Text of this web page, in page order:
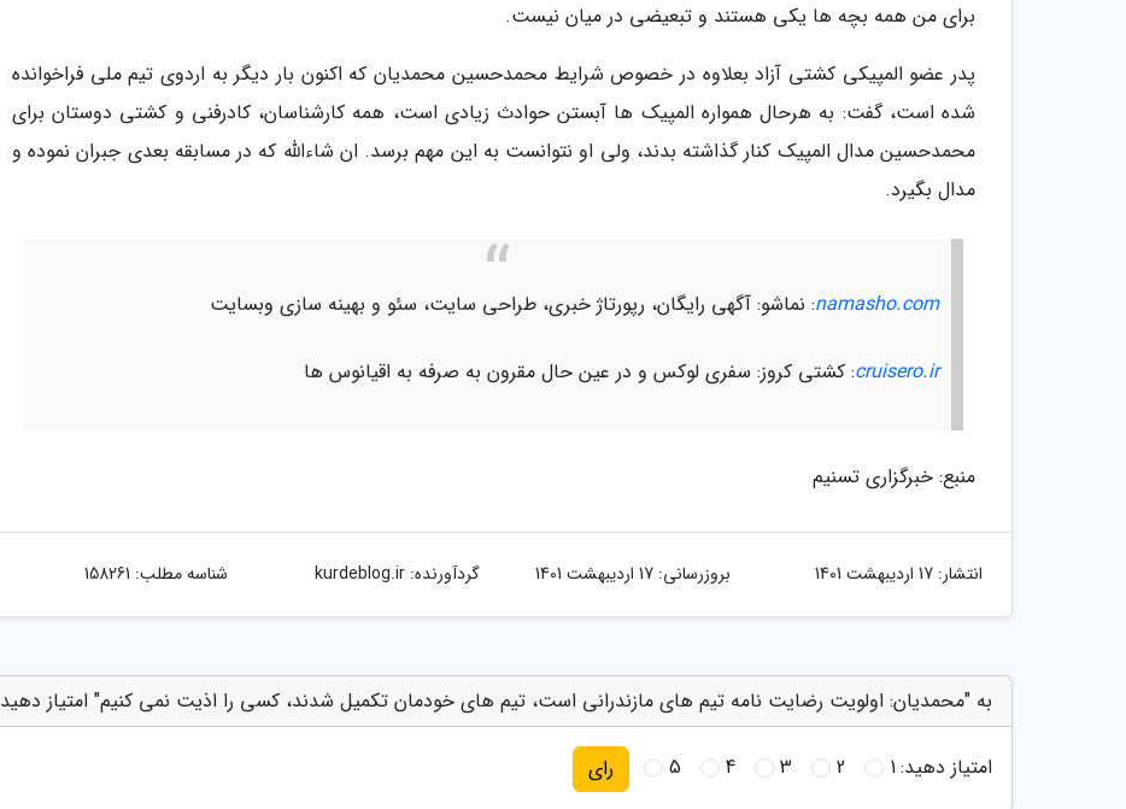
برای من همه بچه ها یکی هستند و تبعیضی در میان نیست.
پدر عضو المپیکی کشتی آزاد بعلاوه در خصوص شرایط محمدحسین محمدیان که اکنون بار دیگر به اردوی تیم ملی فراخوانده
شده است، گفت: به هرحال همواره المپیک ها آبستن حوادث زیادی است، همه کارشناسان، کادرفنی و کشتی دوستان برای
محمدحسین مدال المپیک کنار گذاشته بدند، ولی او نتوانست به این مهم برسد. ان شاءالله که در مسابقه بعدی جبران نموده و
مدال بگیرد.
namasho.com: نماشو: آگهی رایگان، رپورتاژ خبری، طراحی سایت، سئو و بهینه سازی وبسایت
cruisero.ir: کشتی کروز: سفری لوکس و در عین حال مقرون به صرفه به اقیانوس ها
منبع: خبرگزاری تسنیم
انتشار: 17 اردیبهشت 1401 بروزرسانی: 17 اردیبهشت 1401 گردآورنده:kurdeblog.ir شناسه مطلب: 158261
به "محمدیان: اولویت رضایت نامه تیم های مازندرانی است، تیم های خودمان تکمیل شدند، کسی را اذیت نمی کنیم" امتیاز دهید
امتیاز دهید:1
2
3
4
5 رای